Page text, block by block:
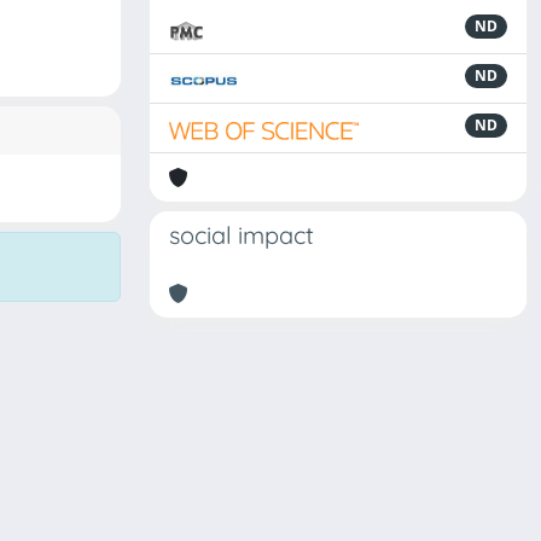
ND
ND
ND
social impact